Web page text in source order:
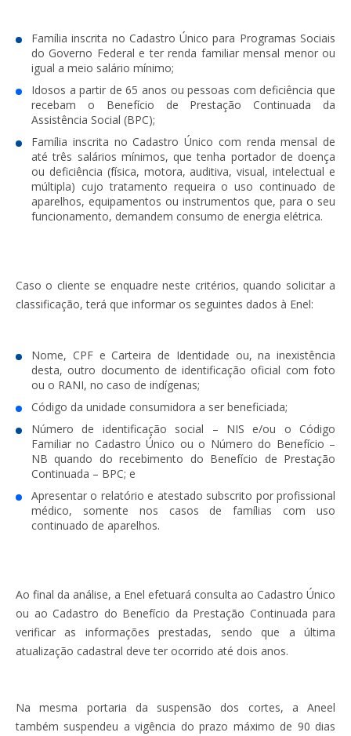
Família inscrita no Cadastro Único para Programas Sociais
do Governo Federal e ter renda familiar mensal menor ou
igual a meio salário mínimo;
Idosos a partir de 65 anos ou pessoas com deficiência que
recebam o Benefício de Prestação Continuada da
Assistência Social (BPC);
Família inscrita no Cadastro Único com renda mensal de
até três salários mínimos, que tenha portador de doença
ou deficiência (física, motora, auditiva, visual, intelectual e
múltipla) cujo tratamento requeira o uso continuado de
aparelhos, equipamentos ou instrumentos que, para o seu
funcionamento, demandem consumo de energia elétrica.
Caso o cliente se enquadre neste critérios, quando solicitar a
classificação, terá que informar os seguintes dados à Enel:
Nome, CPF e Carteira de Identidade ou, na inexistência
desta, outro documento de identificação oficial com foto
ou o RANI, no caso de indígenas;
Código da unidade consumidora a ser beneficiada;
Número de identificação social – NIS e/ou o Código
Familiar no Cadastro Único ou o Número do Benefício –
NB quando do recebimento do Benefício de Prestação
Continuada – BPC; e
Apresentar o relatório e atestado subscrito por profissional
médico, somente nos casos de famílias com uso
continuado de aparelhos.
Ao final da análise, a Enel efetuará consulta ao Cadastro Único
ou ao Cadastro do Benefício da Prestação Continuada para
verificar as informações prestadas, sendo que a última
atualização cadastral deve ter ocorrido até dois anos.
Na mesma portaria da suspensão dos cortes, a Aneel
também suspendeu a vigência do prazo máximo de 90 dias